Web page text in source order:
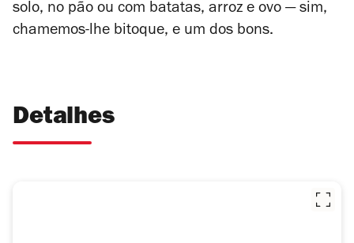
solo, no pão ou com batatas, arroz e ovo — sim,
chamemos-lhe bitoque, e um dos bons.
Detalhes